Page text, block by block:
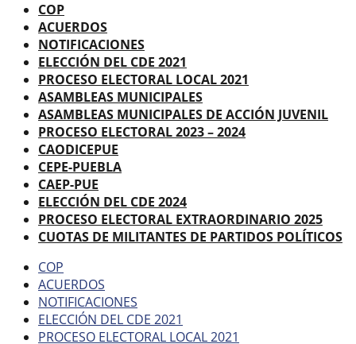
COP
ACUERDOS
NOTIFICACIONES
ELECCIÓN DEL CDE 2021
PROCESO ELECTORAL LOCAL 2021
ASAMBLEAS MUNICIPALES
ASAMBLEAS MUNICIPALES DE ACCIÓN JUVENIL
PROCESO ELECTORAL 2023 – 2024
CAODICEPUE
CEPE-PUEBLA
CAEP-PUE
ELECCIÓN DEL CDE 2024
PROCESO ELECTORAL EXTRAORDINARIO 2025
CUOTAS DE MILITANTES DE PARTIDOS POLÍTICOS
COP
ACUERDOS
NOTIFICACIONES
ELECCIÓN DEL CDE 2021
PROCESO ELECTORAL LOCAL 2021